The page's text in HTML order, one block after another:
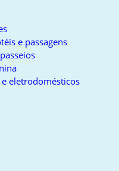
e passagens
eletrodomésticos